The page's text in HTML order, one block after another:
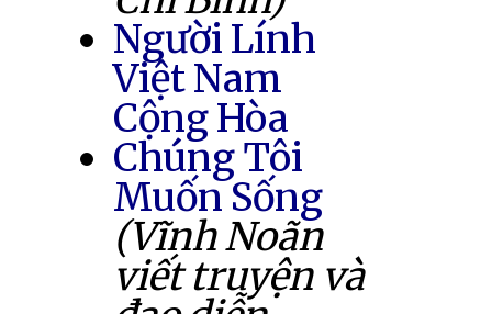
Người Lính
Việt Nam
Cộng Hòa
Chúng Tôi
Muốn Sống
(Vĩnh Noãn
viết truyện và